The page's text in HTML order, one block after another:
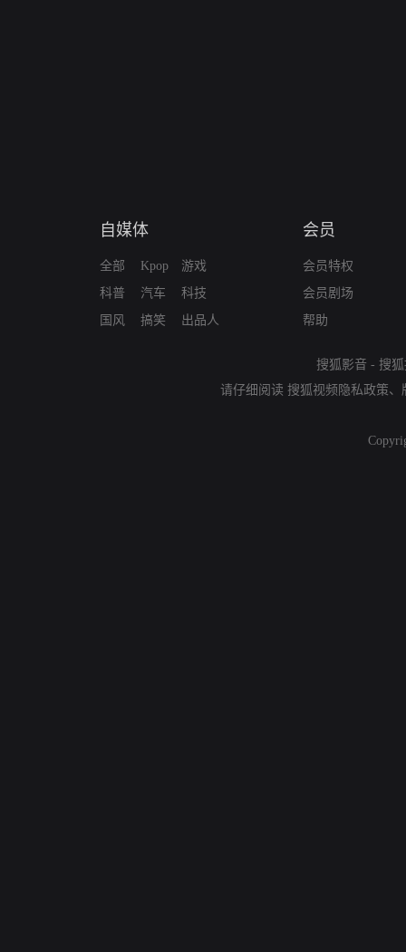
自媒体
全部
科普
国风
Kpop
汽车
搞笑
游戏
科技
出品人
会员
会员特权
会员剧场
帮助
搜狐影音 - 搜
请仔细阅读 搜狐视频隐私政策、